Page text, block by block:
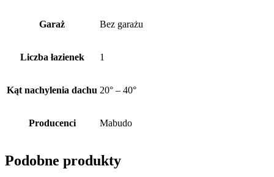
Garaż Bez garażu
Liczba łazienek 1
Kąt nachylenia dachu 20° – 40°
Producenci Mabudo
Podobne produkty